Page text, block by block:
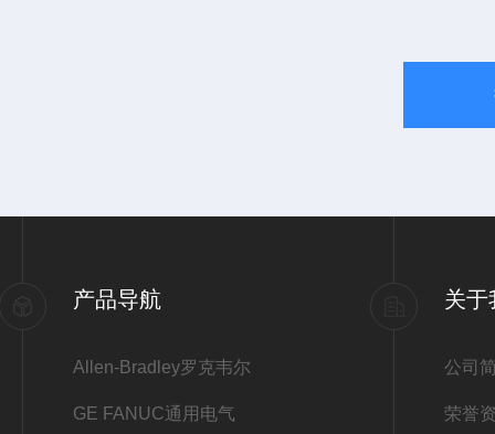
产品导航
Allen-Bradley罗克韦尔
GE FANUC通用电气
关于
公司
荣誉